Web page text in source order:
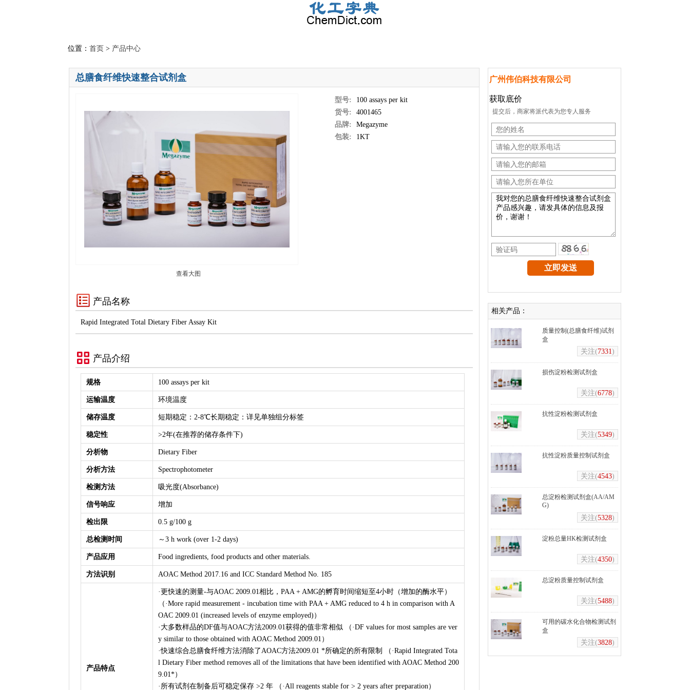
位置： 首页 > 产品中心
总膳食纤维快速整合试剂盒
查看大图
型号:
100 assays per kit
货号:
4001465
品牌:
Megazyme
包装:
1KT
产品名称
Rapid Integrated Total Dietary Fiber Assay Kit
产品介绍
规格 100 assays per kit
运输温度 环境温度
储存温度 短期稳定：2-8℃长期稳定：详见单独组分标签
稳定性 >2年(在推荐的储存条件下)
分析物 Dietary Fiber
分析方法 Spectrophotometer
检测方法 吸光度(Absorbance)
信号响应 增加
检出限 0.5 g/100 g
总检测时间 ～3 h work (over 1-2 days)
产品应用 Food ingredients, food products and other materials.
方法识别 AOAC Method 2017.16 and ICC Standard Method No. 185
产品特点
·更快速的测量-与AOAC 2009.01相比，PAA + AMG的孵育时间缩短至4小时（增加的酶水平）
（ ·More rapid measurement - incubation time with PAA + AMG reduced to 4 h in comparison with A
OAC 2009.01 (increased levels of enzyme employed) ）
·大多数样品的DF值与AOAC方法2009.01获得的值非常相似 （ ·DF values for most samples are ver
y similar to those obtained with AOAC Method 2009.01 ）
·快速综合总膳食纤维方法消除了AOAC方法2009.01 *所确定的所有限制 （ ·Rapid Integrated Tota
l Dietary Fiber method removes all of the limitations that have been identified with AOAC Method 200
9.01*）
·所有试剂在制备后可稳定保存 >2 年 （ ·All reagents stable for > 2 years after preparation）
广州伟伯科技有限公司
获取底价
提交后，商家将派代表为您专人服务
相关产品：
质量控制(总膳食纤维)试剂
盒
关注(7331)
损伤淀粉检测试剂盒
关注(6778)
抗性淀粉检测试剂盒
关注(5349)
抗性淀粉质量控制试剂盒
关注(4543)
总淀粉检测试剂盒(AA/AM
G)
关注(5328)
淀粉总量HK检测试剂盒
关注(4350)
总淀粉质量控制试剂盒
关注(5488)
可用的碳水化合物检测试剂
盒
关注(3828)